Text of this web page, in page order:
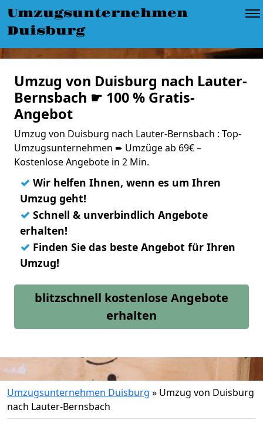
Umzugsunternehmen
Duisburg
Umzug von Duisburg nach Lauter-
Bernsbach ☛ 100 % Gratis-
Angebot
Umzug von Duisburg nach Lauter-Bernsbach : Top-
Umzugsunternehmen ➨ Umzüge ab 69€ –
Kostenlose Angebote in 2 Min.
✓ Wir helfen Ihnen, wenn es um Ihren
Umzug geht!
✓ Schnell & unverbindlich Angebote
erhalten!
✓ Finden Sie das beste Angebot für Ihren
Umzug!
blitzschnell kostenlose Angebote
erhalten
Umzugsunternehmen Duisburg » Umzug von Duisburg
nach Lauter-Bernsbach